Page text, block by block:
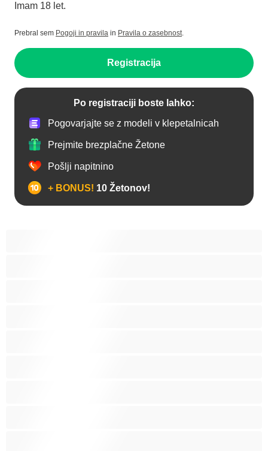
Imam 18 let.
Prebral sem Pogoji in pravila in Pravila o zasebnost.
Registracija
Po registraciji boste lahko:
Pogovarjajte se z modeli v klepetalnicah
Prejmite brezplačne Žetone
Pošlji napitnino
+ BONUS! 10 Žetonov!